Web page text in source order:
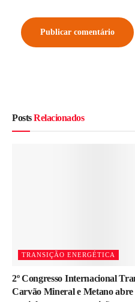
PostsRelacionados
TRANSIÇÃO ENERGÉTICA
2º Congresso Internacional
Carvão Mineral e Metano abre